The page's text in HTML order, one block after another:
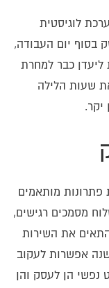
לוגיסטית
בסוף יום העבודה,
ליעדן כבר למחרת
שעות הלילה
יקר.
פתרונות מותאמים
מסמכים רגישים,
את השירות
אפשרות לעקוב
הן לעסק והן